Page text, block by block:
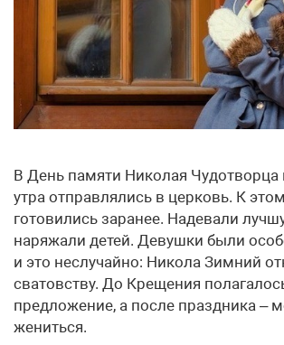
В День памяти Николая
утра отправлялись в церковь. К
готовились заранее. Надевали
наряжали детей. Девушки были
и это неслучайно: Никола Зимний
сватовству. До Крещения
предложение, а после праздника –
жениться.